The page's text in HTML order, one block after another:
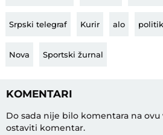
Srpski telegraf Kurir alo
Nova Sportski žurnal
KOMENTARI
Do sada nije bilo komentara na ovu
ostaviti komentar.